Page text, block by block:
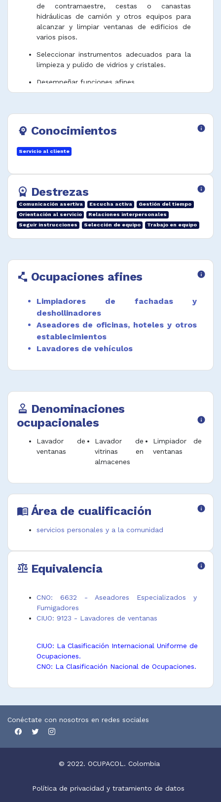
de contramaestre, cestas o canastas
hidráulicas de camión y otros equipos para
alcanzar y limpiar ventanas de edificios de
varios pisos.
Seleccionar instrumentos adecuados para la
limpieza y pulido de vidrios y cristales.
Desempeñar funciones afines.
psychology Conocimientos info
Servicio al cliente
workspace_premium Destrezas info
Comunicación asertiva Escucha activa
Gestión del tiempo
Orientación al servicio
Relaciones interpersonales
Seguir instrucciones
Selección de equipo Trabajo en equipo
polyline Ocupaciones afines info
Limpiadores de fachadas y
deshollinadores
Aseadores de oficinas, hoteles y otros
establecimientos
Lavadores de vehículos
approval Denominaciones
ocupacionales
info
Lavador de
ventanas
Lavador de
vitrinas en
almacenes
Limpiador de
ventanas
menu_book Área de cualificación info
servicios personales y a la comunidad
balance Equivalencia info
CNO: 6632 - Aseadores Especializados y
Fumigadores
CIUO: 9123 - Lavadores de ventanas
CIUO: La Clasificación Internacional Uniforme de
Ocupaciones.
CNO: La Clasificación Nacional de Ocupaciones.
Conéctate con nosotros en redes sociales
© 2022. OCUPACOL. Colombia
Política de privacidad y tratamiento de datos